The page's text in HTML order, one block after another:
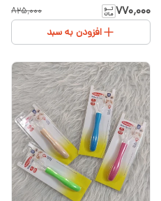
تاج با تضمین کیفیت از سیسمونی
شیدا
۷۷۰٬۰۰۰ ۸۲۵٬۰۰۰
افزودن به سبد